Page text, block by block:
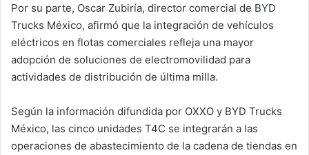
Por su parte, Oscar Zubiría, director comercial de BYD
Trucks México, afirmó que la integración de vehículos
eléctricos en flotas comerciales refleja una mayor
adopción de soluciones de electromovilidad para
actividades de distribución de última milla.
Según la información difundida por OXXO y BYD Trucks
México, las cinco unidades T4C se integrarán a las
operaciones de abastecimiento de la cadena de tiendas en